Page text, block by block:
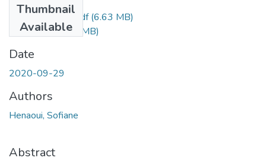
Thumbnail
Available
Ms.Gm.Henaoui.pdf(6.63 MB)
Anexe .pdf(5.15 MB)
Date
2020-09-29
Authors
Henaoui, Sofiane
Abstract